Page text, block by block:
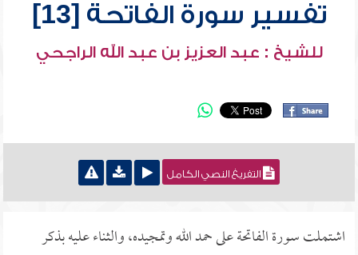
تفسير سورة الفاتحة [13]
للشيخ : عبد العزيز بن عبد الله الراجحي
التفريغ النصي الكامل
اشتملت سورة الفاتحة على حمد الله وتمجيده، والثناء عليه بذكر